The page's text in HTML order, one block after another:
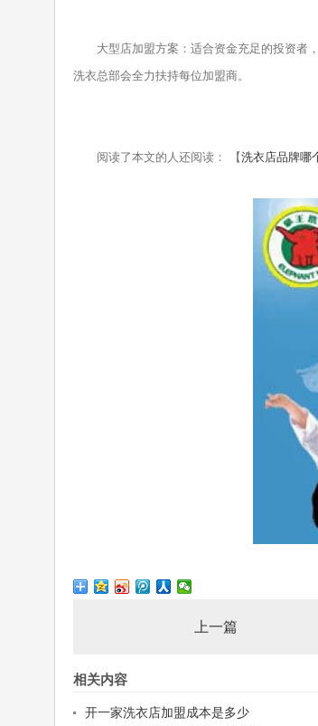
大型店加盟方案：适合资金充足的投资者，
洗衣总部会全力扶持每位加盟商。
阅读了本文的人还阅读： 【洗衣店品牌哪
上一篇
相关内容
开一家洗衣店加盟成本是多少